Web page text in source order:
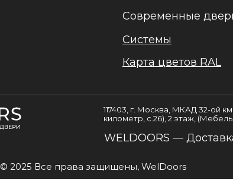
WELDOORS —
Современные
Системы
© 2025 Все права защищены, WelDoors
117403, г. Москва, МКАД 32-ой
километр, с.26), 2 этаж,
Карта цветов RAL